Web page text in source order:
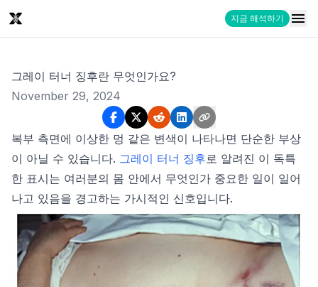
지금 해석하기
그레이 터너 징후란 무엇인가요?
November 29, 2024
복부 측면에 이상한 멍 같은 변색이 나타나면 단순한 부상
이 아닐 수 있습니다. 그레이 터너 징후로 알려진 이 독특
한 표시는 여러분의 몸 안에서 무엇인가 중요한 일이 일어
나고 있음을 경고하는 가시적인 신호입니다.